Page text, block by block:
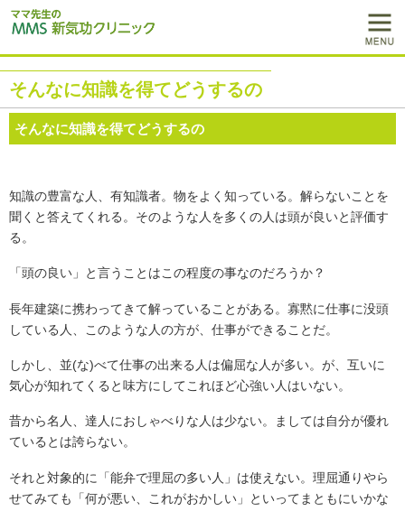
そんなに知識を得てどうするの
そんなに知識を得てどうするの
知識の豊富な人、有知識者。物をよく知っている。解らないことを
聞くと答えてくれる。そのような人を多くの人は頭が良いと評価す
る。
「頭の良い」と言うことはこの程度の事なのだろうか？
長年建築に携わってきて解っていることがある。寡黙に仕事に没頭
している人、このような人の方が、仕事ができることだ。
しかし、並(な)べて仕事の出来る人は偏屈な人が多い。が、互いに
気心が知れてくると味方にしてこれほど心強い人はいない。
昔から名人、達人におしゃべりな人は少ない。ましては自分が優れ
ているとは誇らない。
それと対象的に「能弁で理屈の多い人」は使えない。理屈通りやら
せてみても「何が悪い、これがおかしい」といってまともにいかな